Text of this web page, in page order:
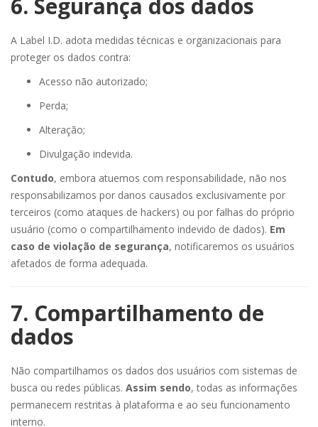
6. Segurança dos dados
A Label I.D. adota medidas técnicas e organizacionais para
proteger os dados contra:
Acesso não autorizado;
Perda;
Alteração;
Divulgação indevida.
Contudo, embora atuemos com responsabilidade, não nos
responsabilizamos por danos causados exclusivamente por
terceiros (como ataques de hackers) ou por falhas do próprio
usuário (como o compartilhamento indevido de dados). Em
caso de violação de segurança, notificaremos os usuários
afetados de forma adequada.
7. Compartilhamento de
dados
Não compartilhamos os dados dos usuários com sistemas de
busca ou redes públicas. Assim sendo, todas as informações
permanecem restritas à plataforma e ao seu funcionamento
interno.